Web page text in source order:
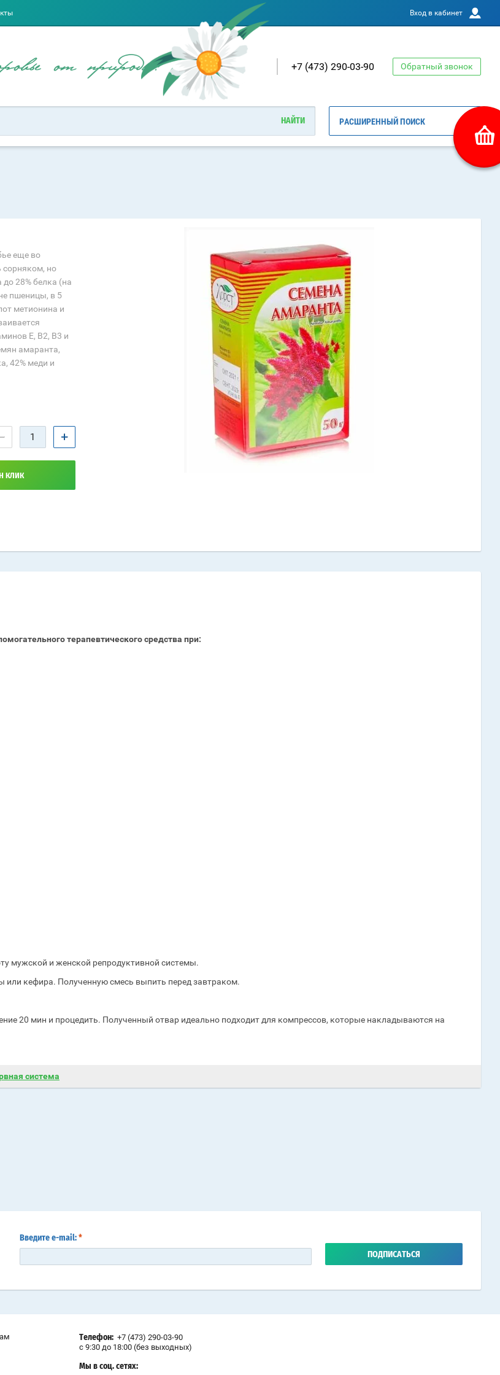
Вход в кабинет
+7 (473) 290-03-90 Обратный звонок
РАСШИРЕННЫЙ ПОИСК
еще во
сорняком, но
28% белка (на
пшеницы, в 5
метионина и
Е, В2, В3 и
амаранта,
42% меди и
+
КЛИК
терапевтического средства при:
мужской и женской репродуктивной системы.
или кефира. Полученную смесь выпить перед завтраком.
20 мин и процедить. Полученный отвар идеально подходит для компрессов, которые накладываются на
система
Введите e-mail: *
ПОДПИСАТЬСЯ
Телефон: +7 (473) 290-03-90
с 9:30 до 18:00 (без выходных)
Мы в соц. сетях: